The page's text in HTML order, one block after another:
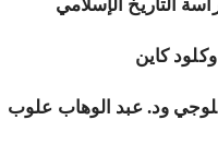
التاريخ الإسلامي
كاين
ود. عبد الوھاب علوب